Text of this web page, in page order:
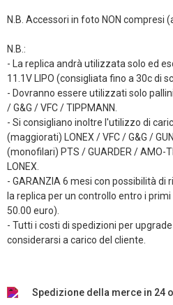
N.B. Accessori in foto NON compresi
N.B.:
- La replica andrà utilizzata solo ed
11.1V LIPO (consigliata fino a 30c di
- Dovranno essere utilizzati solo
/ G&G / VFC / TIPPMANN.
- Si consigliano inoltre l'utilizzo di
(maggiorati) LONEX / VFC / G&G /
(monofilari) PTS / GUARDER / AMO-
LONEX.
- GARANZIA 6 mesi con possibilità di
la replica per un controllo entro i
50.00 euro).
- Tutti i costi di spedizioni per
considerarsi a carico del cliente.
Spedizione della merce in 24